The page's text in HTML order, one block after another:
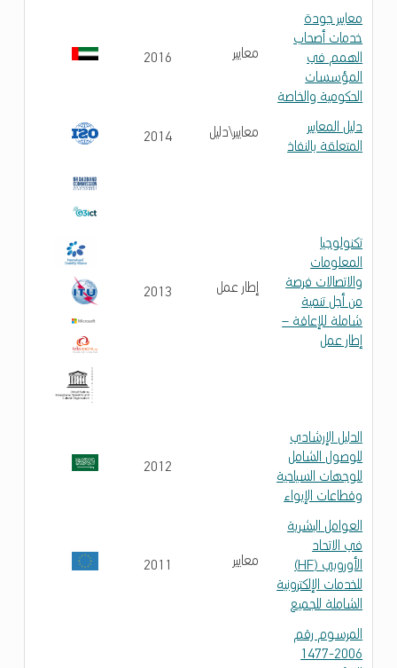
معايير جودة
خدمات أصحاب
الهمم في
المؤسسات
الحكومية والخاصة
معايير 2016
دليل المعايير
المتعلقة بالنفاذ
معايير\دليل 2014
تكنولوجيا
المعلومات
والاتصالات فرصة
من أجل تنمية
شاملة للإعاقة –
إطار عمل
إطار عمل 2013
الدليل الإرشادي
للوصول الشامل
للوجهات السياحية
وقطاعات الإيواء
2012
العوامل البشرية
في الاتحاد
الأوروبي (HF)
للخدمات الإلكترونية
الشاملة للجميع
معايير 2011
المرسوم رقم
2006-1477